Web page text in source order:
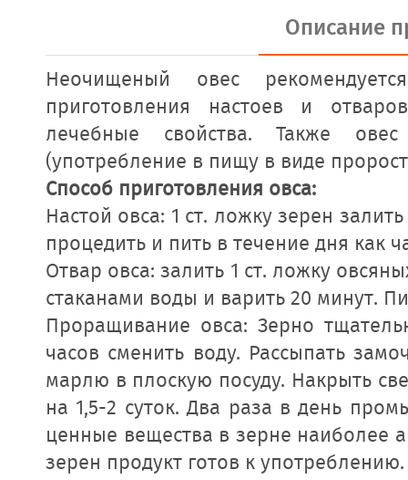
Описание
Неочищеный овес
приготовления настоев и
лечебные свойства. Также
(употребление в пищу в виде
Способ приготовления овса:
Настой овса: 1 ст. ложку зерен
процедить и пить в течение дня как
Отвар овса: залить 1 ст. ложку
стаканами воды и варить 20 минут.
Проращивание овса: Зерно
часов сменить воду. Рассыпать
марлю в плоскую посуду. Накрыть
на 1,5-2 суток. Два раза в день
ценные вещества в зерне наиболее
зерен продукт готов к употреблению.